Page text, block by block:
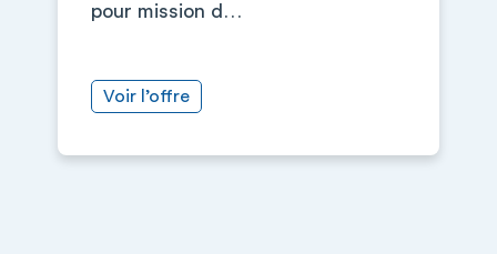
pour mission d…
Voir l’offre